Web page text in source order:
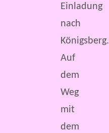
Einladung
nach
Königsberg.
Auf
dem
Weg
mit
dem